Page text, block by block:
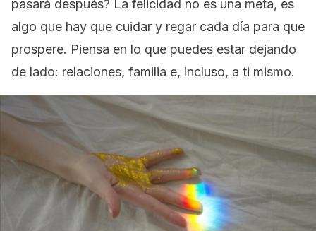
pasará después? La felicidad no es una meta, es
algo que hay que cuidar y regar cada día para que
prospere. Piensa en lo que puedes estar dejando
de lado: relaciones, familia e, incluso, a ti mismo.